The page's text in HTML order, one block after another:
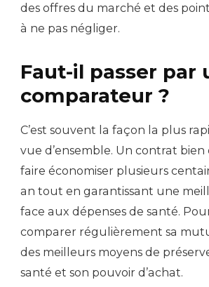
des offres du marché et des
à ne pas négliger.
Faut-il passer par
comparateur ?
C’est souvent la façon la plus
vue d’ensemble. Un contrat bien
faire économiser plusieurs
an tout en garantissant une
face aux dépenses de santé.
comparer régulièrement sa
des meilleurs moyens de
santé et son pouvoir d’achat.